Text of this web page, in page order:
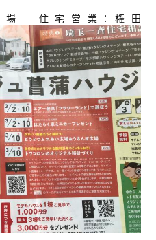
場 住宅営業：権田